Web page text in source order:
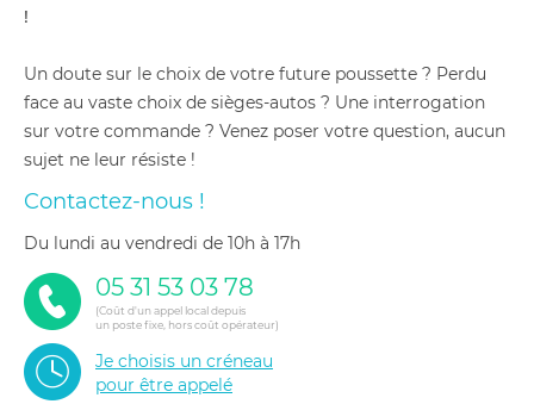
!
Un doute sur le choix de votre future poussette ? Perdu
face au vaste choix de sièges-autos ? Une interrogation
sur votre commande ? Venez poser votre question, aucun
sujet ne leur résiste !
Contactez-nous !
du lundi au vendredi de 10h à 17h
05 31 53 03 78
(Coût d'un appel local depuis
un poste fixe, hors coût opérateur)
Je choisis un créneau
pour être appelé